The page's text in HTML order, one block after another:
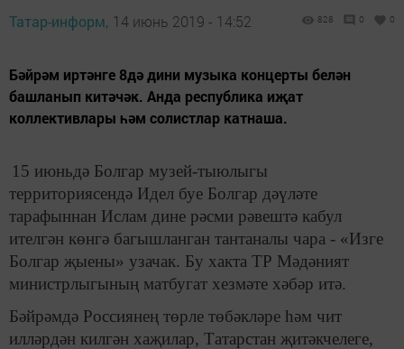
Татар-информ, 14 июнь 2019 - 14:52 828 0 0
Бәйрәм иртәнге 8дә дини музыка концерты белән
башланып китәчәк. Анда республика иҗат
коллективлары һәм солистлар катнаша.
15 июньдә Болгар музей-тыюлыгы
территориясендә Идел буе Болгар дәүләте
тарафыннан Ислам дине рәсми рәвештә кабул
ителгән көнгә багышланган тантаналы чара - «Изге
Болгар җыены» узачак. Бу хакта ТР Мәдәният
министрлыгының матбугат хезмәте хәбәр итә.
Бәйрәмдә Россиянең төрле төбәкләре һәм чит
илләрдән килгән хаҗилар, Татарстан җитәкчелеге,